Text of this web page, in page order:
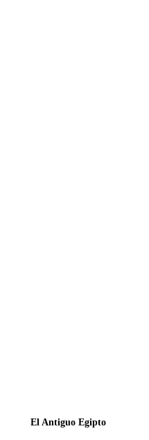
El Antiguo Egipto